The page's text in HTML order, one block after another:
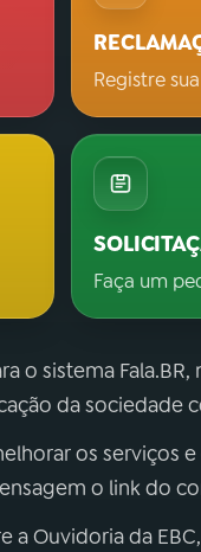
Registre
Faça um
o sistema
da sociedade
os
o link do
a Ouvidoria da